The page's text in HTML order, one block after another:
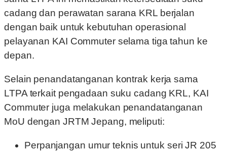
cadang dan perawatan sarana KRL berjalan
dengan baik untuk kebutuhan operasional
pelayanan KAI Commuter selama tiga tahun ke
depan.
Selain penandatanganan kontrak kerja sama
LTPA terkait pengadaan suku cadang KRL, KAI
Commuter juga melakukan penandatanganan
MoU dengan JRTM Jepang, meliputi:
Perpanjangan umur teknis untuk seri JR 205